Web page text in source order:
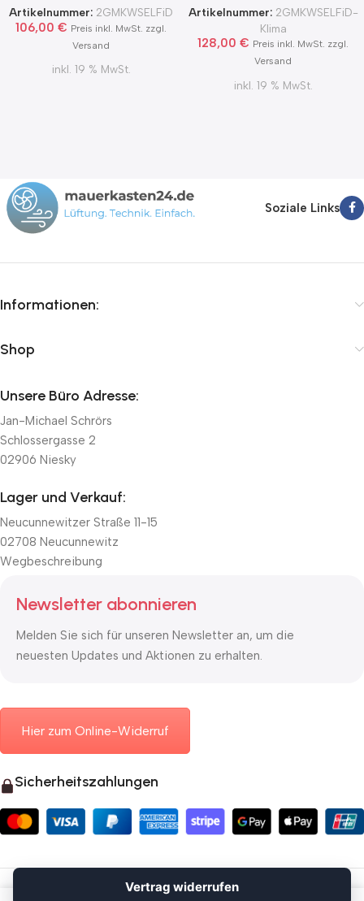
Zertifikat Ø100, 125, 150
2Grad MKWSELFiD
Artikelnummer: 2GMKWSELFiD
106,00 € Preis inkl. MwSt. zzgl.
Versand
inkl. 19 % MwSt.
MKWSELFiD
Artikelnummer: 2GMKWSELFiD-
Klima
128,00 € Preis inkl. MwSt. zzgl.
Versand
inkl. 19 % MwSt.
Soziale Links
Informationen:
Shop
Unsere Büro Adresse:
Jan-Michael Schrörs
Schlossergasse 2
02906 Niesky
Lager und Verkauf:
Neucunnewitzer Straße 11-15
02708 Neucunnewitz
Wegbeschreibung
Newsletter abonnieren
Melden Sie sich für unseren Newsletter an, um die
neuesten Updates und Aktionen zu erhalten.
Hier zum Online-Widerruf
Sicherheitszahlungen
© 2026 Mauerkasten24.de
Vertrag widerrufen
Vertrag widerrufen